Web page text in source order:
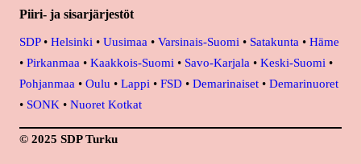
Piiri- ja sisarjärjestöt
SDP• Helsinki • Uusimaa • Varsinais-Suomi • Satakunta • Häme
• Pirkanmaa • Kaakkois-Suomi • Savo-Karjala • Keski-Suomi •
Pohjanmaa • Oulu • Lappi • FSD • Demarinaiset • Demarinuoret
• SONK • Nuoret Kotkat
© 2025 SDP Turku